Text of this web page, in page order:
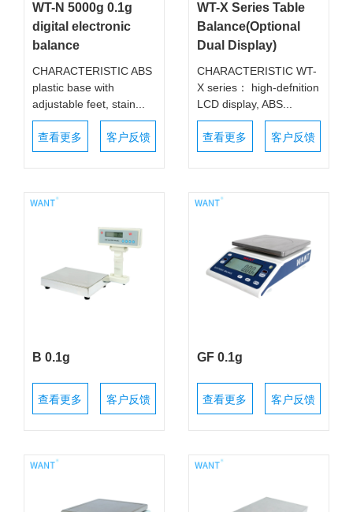
WT-N 5000g 0.1g
digital electronic
balance
CHARACTERISTIC ABS
plastic base with
adjustable feet, stain...
查看更多 客户反馈
WT-X Series Table
Balance(Optional
Dual Display)
CHARACTERISTIC WT-
X series： high-defnition
LCD display, ABS...
查看更多 客户反馈
B 0.1g
查看更多 客户反馈
GF 0.1g
查看更多 客户反馈